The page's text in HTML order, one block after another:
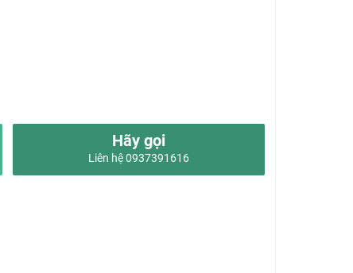
Hãy gọi
Liên hệ 0937391616